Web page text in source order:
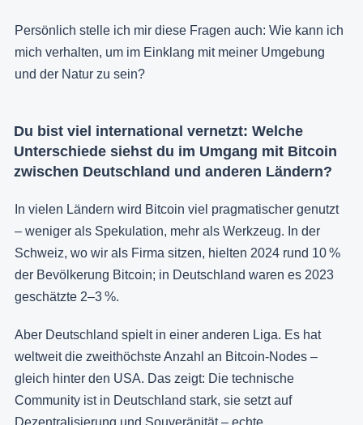
Persönlich stelle ich mir diese Fragen auch: Wie kann ich
mich verhalten, um im Einklang mit meiner Umgebung
und der Natur zu sein?
Du bist viel international vernetzt: Welche
Unterschiede siehst du im Umgang mit Bitcoin
zwischen Deutschland und anderen Ländern?
In vielen Ländern wird Bitcoin viel pragmatischer genutzt
– weniger als Spekulation, mehr als Werkzeug. In der
Schweiz, wo wir als Firma sitzen, hielten 2024 rund 10 %
der Bevölkerung Bitcoin; in Deutschland waren es 2023
geschätzte 2–3 %.
Aber Deutschland spielt in einer anderen Liga. Es hat
weltweit die zweithöchste Anzahl an Bitcoin-Nodes –
gleich hinter den USA. Das zeigt: Die technische
Community ist in Deutschland stark, sie setzt auf
Dezentralisierung und Souveränität – echte